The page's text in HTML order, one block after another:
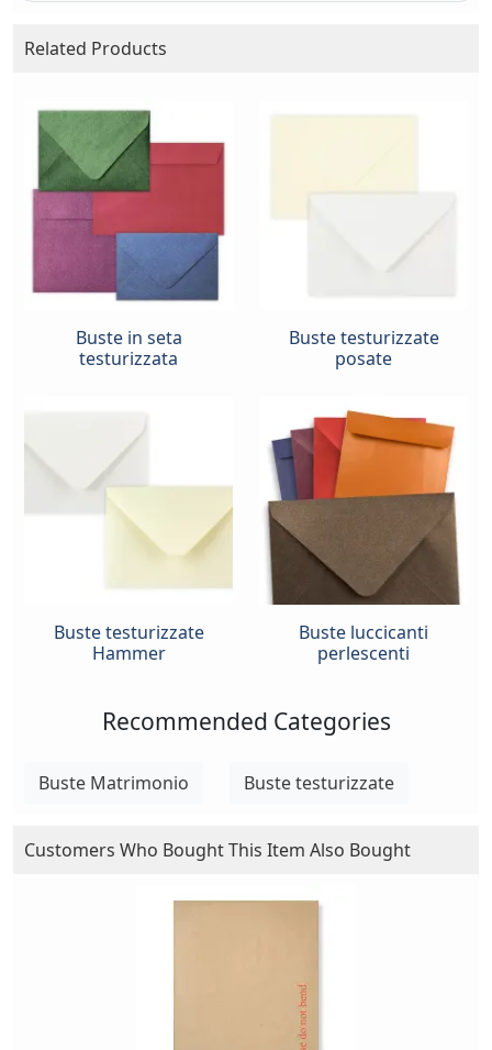
Related Products
Buste in seta
testurizzata
Buste testurizzate
posate
Buste testurizzate
Hammer
Buste luccicanti
perlescenti
Recommended Categories
Buste Matrimonio Buste testurizzate
Customers Who Bought This Item Also Bought